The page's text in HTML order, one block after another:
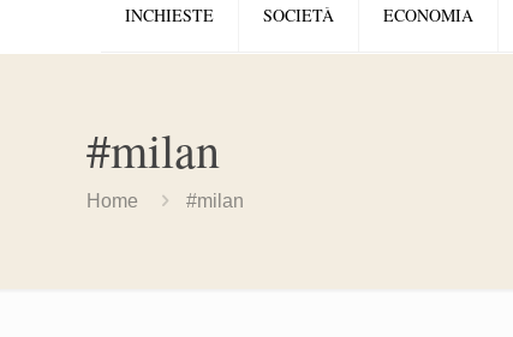
INCHIESTE SOCIETÀ ECONOMIA
#milan
Home #milan